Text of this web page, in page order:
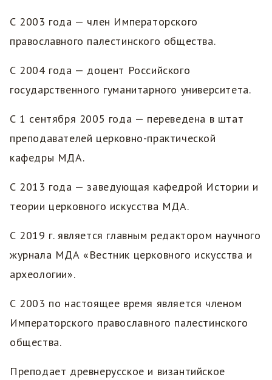
С 2003 года — член Императорского
православного палестинского общества.
С 2004 года — доцент Российского
государственного гуманитарного университета.
С 1 сентября 2005 года — переведена в штат
преподавателей церковно-практической
кафедры МДА.
С 2013 года — заведующая кафедрой Истории и
теории церковного искусства МДА.
С 2019 г. является главным редактором научного
журнала МДА «Вестник церковного искусства и
археологии».
С 2003 по настоящее время является членом
Императорского православного палестинского
общества.
Преподает древнерусское и византийское